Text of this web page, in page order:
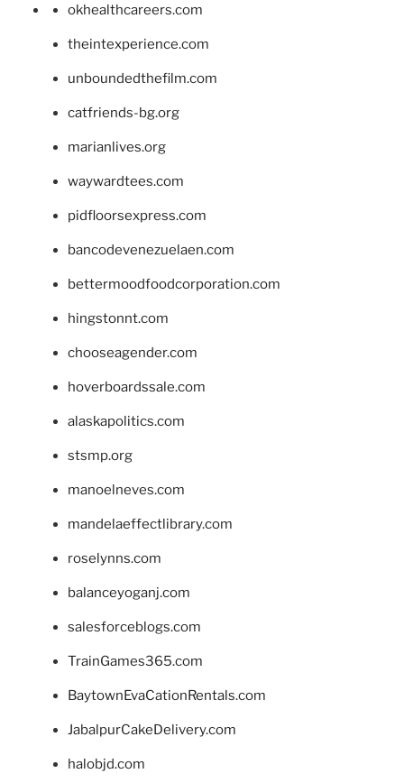
okhealthcareers.com
theintexperience.com
unboundedthefilm.com
catfriends-bg.org
marianlives.org
waywardtees.com
pidfloorsexpress.com
bancodevenezuelaen.com
bettermoodfoodcorporation.com
hingstonnt.com
chooseagender.com
hoverboardssale.com
alaskapolitics.com
stsmp.org
manoelneves.com
mandelaeffectlibrary.com
roselynns.com
balanceyoganj.com
salesforceblogs.com
TrainGames365.com
BaytownEvaCationRentals.com
JabalpurCakeDelivery.com
halobjd.com